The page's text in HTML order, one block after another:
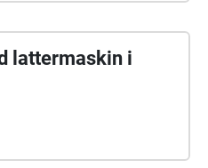
lattermaskin i